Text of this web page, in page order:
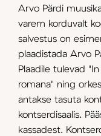
Arvo Pärdi
varem korduvalt
salvestus on
plaadistada Arvo
Plaadile tulevad
romana" ning
antakse tasuta
kontserdisaalis.
kassadest.